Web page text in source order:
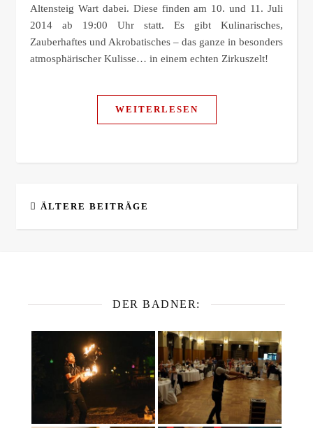
Altensteig Wart dabei. Diese finden am 10. und 11. Juli
2014 ab 19:00 Uhr statt. Es gibt Kulinarisches,
Zauberhaftes und Akrobatisches – das ganze in besonders
atmosphärischer Kulisse… in einem echten Zirkuszelt!
WEITERLESEN
ÄLTERE BEITRÄGE
DER BADNER: